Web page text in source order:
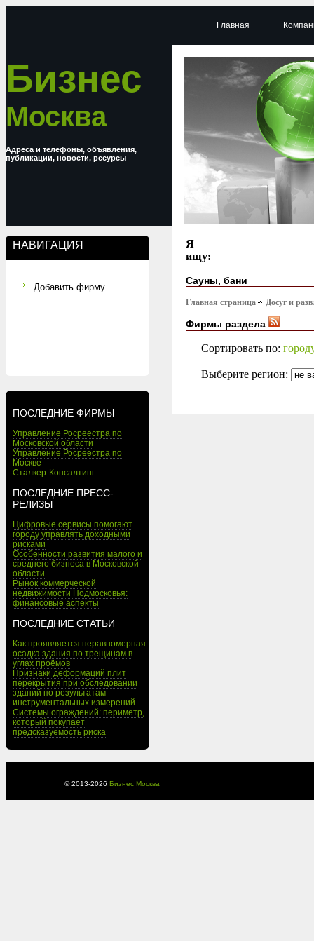
Бизнес
Москва
Адреса и телефоны, объявления,
публикации, новости, ресурсы
НАВИГАЦИЯ
Добавить фирму
ПОСЛЕДНИЕ ФИРМЫ
Управление Росреестра по
Московской области
Управление Росреестра по
Москве
Сталкер-Консалтинг
ПОСЛЕДНИЕ ПРЕСС-
РЕЛИЗЫ
Цифровые сервисы помогают
городу управлять доходными
рисками
Особенности развития малого и
среднего бизнеса в Московской
области
Рынок коммерческой
недвижимости Подмосковья:
финансовые аспекты
ПОСЛЕДНИЕ СТАТЬИ
Как проявляется неравномерная
осадка здания по трещинам в
углах проёмов
Признаки деформаций плит
перекрытия при обследовании
зданий по результатам
инструментальных измерений
Системы ограждений: периметр,
который покупает
предсказуемость риска
Главная
Я
ищу:
Сауны, бани
Главная страница Досуг и
Фирмы раздела
Сортировать по:
Выберите регион:
© 2013-2026 Бизнес Москва